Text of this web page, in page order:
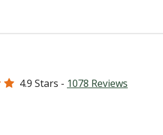
4.9 Stars - 1078 Reviews